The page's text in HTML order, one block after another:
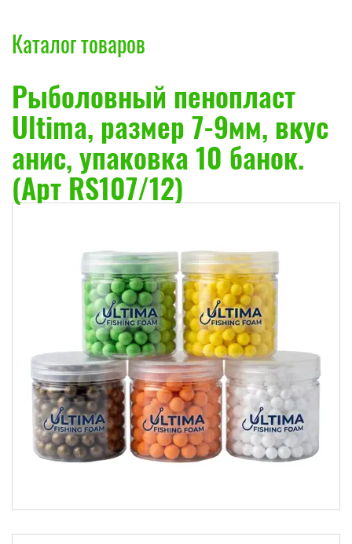
Каталог товаров
Рыболовный пенопласт
Ultima, размер 7-9мм, вкус
анис, упаковка 10 банок.
(Арт RS107/12)